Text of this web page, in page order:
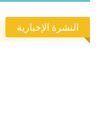
النشرة الإخبارية